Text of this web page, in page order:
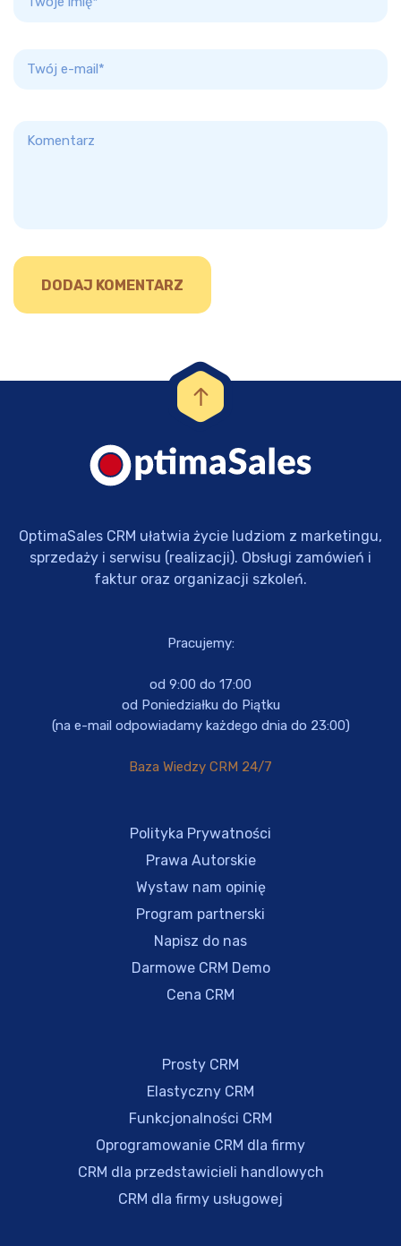
OptimaSales CRM ułatwia życie ludziom z marketingu,
sprzedaży i serwisu (realizacji). Obsługi zamówień i
faktur oraz organizacji szkoleń.
Pracujemy:
od 9:00 do 17:00
od Poniedziałku do Piątku
(na e-mail odpowiadamy każdego dnia do 23:00)
Baza Wiedzy CRM 24/7
Polityka Prywatności
Prawa Autorskie
Wystaw nam opinię
Program partnerski
Napisz do nas
Darmowe CRM Demo
Cena CRM
Prosty CRM
Elastyczny CRM
Funkcjonalności CRM
Oprogramowanie CRM dla firmy
CRM dla przedstawicieli handlowych
CRM dla firmy usługowej